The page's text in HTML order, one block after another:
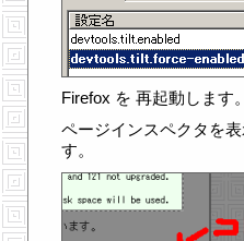
Firefox を 再起動します。
ページインスペクタを
す。